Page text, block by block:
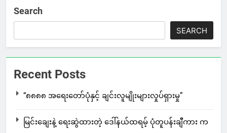
Search
SEARCH
Recent Posts
“၈၈၈၈ အရေးတော်ပုံနှင့် ချင်းလူမျိုးများလှုပ်ရှားမှု”
မြင်းချေးနဲ့ ရေးဆွဲထားတဲ့ ဒေါ်နယ်ထရမ့် ပုံတူပန်းချီကား က